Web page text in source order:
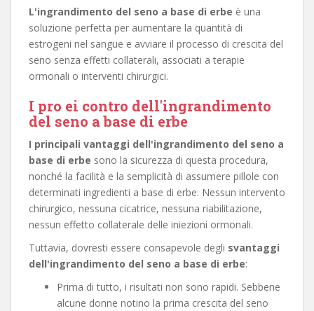
L'ingrandimento del seno a base di erbe è una
soluzione perfetta per aumentare la quantità di
estrogeni nel sangue e avviare il processo di crescita del
seno senza effetti collaterali, associati a terapie
ormonali o interventi chirurgici.
I pro ei contro dell'ingrandimento
del seno a base di erbe
I principali vantaggi dell'ingrandimento del seno a
base di erbe sono la sicurezza di questa procedura,
nonché la facilità e la semplicità di assumere pillole con
determinati ingredienti a base di erbe. Nessun intervento
chirurgico, nessuna cicatrice, nessuna riabilitazione,
nessun effetto collaterale delle iniezioni ormonali.
Tuttavia, dovresti essere consapevole degli svantaggi
dell'ingrandimento del seno a base di erbe:
Prima di tutto, i risultati non sono rapidi. Sebbene
alcune donne notino la prima crescita del seno